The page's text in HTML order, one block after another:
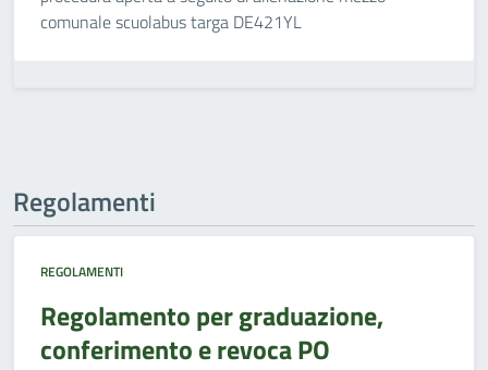
comunale scuolabus targa DE421YL
Regolamenti
REGOLAMENTI
Regolamento per graduazione,
conferimento e revoca PO